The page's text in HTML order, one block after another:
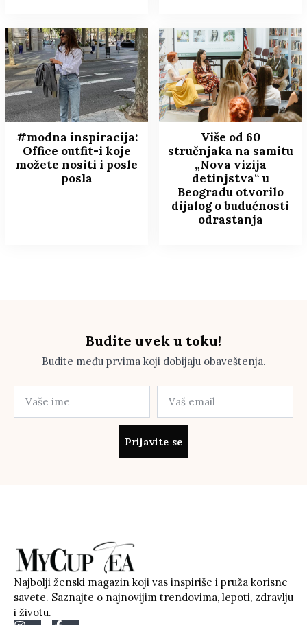
#modna inspiracija:
Office outfit-i koje
možete nositi i posle
posla
Više od 60
stručnjaka na samitu
„Nova vizija
detinjstva“ u
Beogradu otvorilo
dijalog o budućnosti
odrastanja
Budite uvek u toku!
Budite među prvima koji dobijaju obaveštenja.
Prijavite se
Najbolji ženski magazin koji vas inspiriše i pruža korisne
savete. Saznajte o najnovijim trendovima, lepoti, zdravlju
i životu.